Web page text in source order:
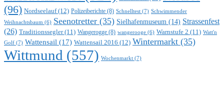
(96) Nordseelauf(12) Polizeiberichte (8) Schnelltest (7) Schwimmender
Weihnachtsbaum (6) Seenotretter (35) Sielhafenmuseum (14) Strassenfest
(26) Traditionssegler(11) Wangerogge (8) wangerooge (6) Warnstufe 2 (11) Watt'n
Golf (7) Wattensail (17) Wattensail 2016 (12) Wintermarkt (35)
Wittmund (557) Wochenmarkt (7)